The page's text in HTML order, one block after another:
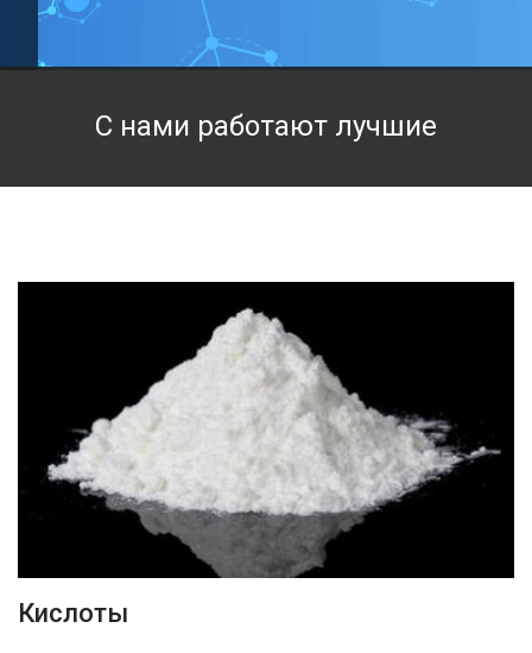
Техническая химия
С нами работают лучшие
ПОДРОБНЕЕ
Кислоты